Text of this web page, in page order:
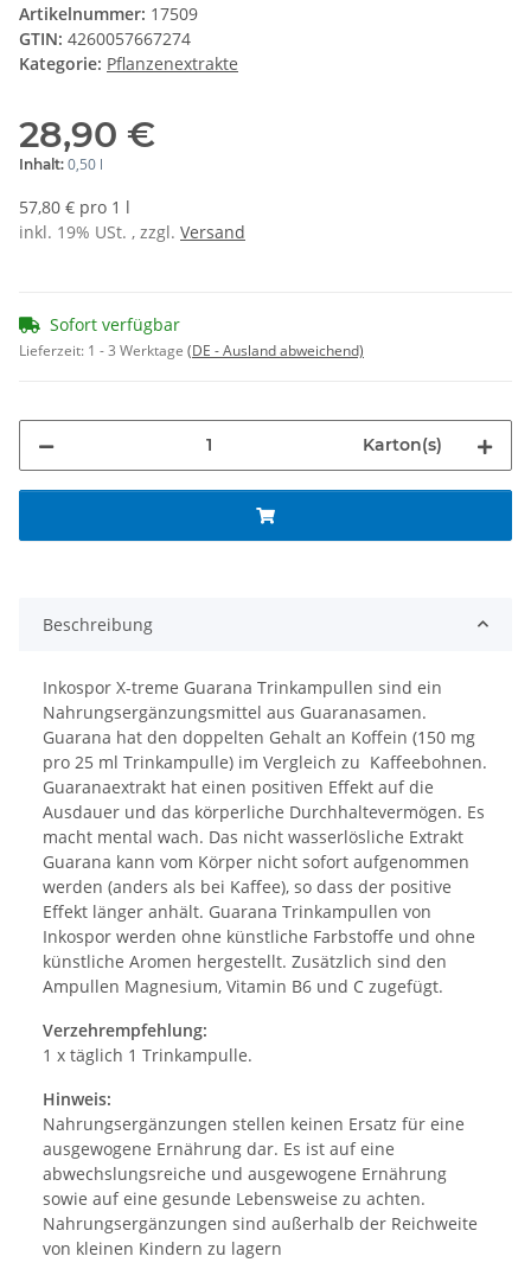
Artikelnummer: 17509
GTIN: 4260057667274
Kategorie: Pflanzenextrakte
28,90 €
Inhalt: 0,50 l
57,80 € pro 1 l
inkl. 19% USt. , zzgl. Versand
Sofort verfügbar
Lieferzeit: 1 - 3 Werktage (DE - Ausland abweichend)
Karton(s)
Beschreibung
Inkospor X-treme Guarana Trinkampullen sind ein
Nahrungsergänzungsmittel aus Guaranasamen.
Guarana hat den doppelten Gehalt an Koffein (150 mg
pro 25 ml Trinkampulle) im Vergleich zu Kaffeebohnen.
Guaranaextrakt hat einen positiven Effekt auf die
Ausdauer und das körperliche Durchhaltevermögen. Es
macht mental wach. Das nicht wasserlösliche Extrakt
Guarana kann vom Körper nicht sofort aufgenommen
werden (anders als bei Kaffee), so dass der positive
Effekt länger anhält. Guarana Trinkampullen von
Inkospor werden ohne künstliche Farbstoffe und ohne
künstliche Aromen hergestellt. Zusätzlich sind den
Ampullen Magnesium, Vitamin B6 und C zugefügt.
Verzehrempfehlung:
1 x täglich 1 Trinkampulle.
Hinweis:
Nahrungsergänzungen stellen keinen Ersatz für eine
ausgewogene Ernährung dar. Es ist auf eine
abwechslungsreiche und ausgewogene Ernährung
sowie auf eine gesunde Lebensweise zu achten.
Nahrungsergänzungen sind außerhalb der Reichweite
von kleinen Kindern zu lagern